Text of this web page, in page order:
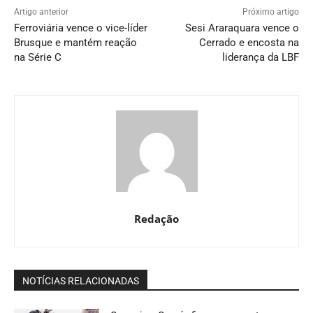
Artigo anterior
Ferroviária vence o vice-líder
Brusque e mantém reação
na Série C
Próximo artigo
Sesi Araraquara vence o
Cerrado e encosta na
liderança da LBF
Redação
NOTÍCIAS RELACIONADAS